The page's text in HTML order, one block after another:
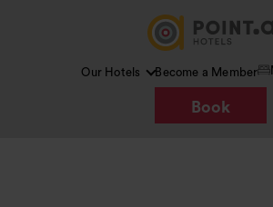
Our Hotels Become a Member
Book